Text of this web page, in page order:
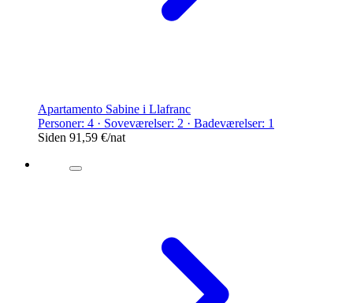
Apartamento Sabine i Llafranc
Personer: 4 · Soveværelser: 2 · Badeværelser: 1
Siden 91,59 €/nat